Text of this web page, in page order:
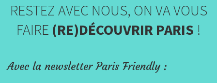
RESTEZ AVEC NOUS, ON VA VOUS
FAIRE (RE)DÉCOUVRIR PARIS !
Avec la newsletter Paris Friendly :